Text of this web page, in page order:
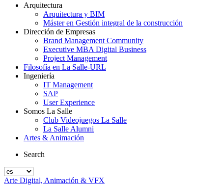
Arquitectura
Arquitectura y BIM
Máster en Gestión integral de la construcción
Dirección de Empresas
Brand Management Community
Executive MBA Digital Business
Project Management
Filosofía en La Salle-URL
Ingeniería
IT Management
SAP
User Experience
Somos La Salle
Club Videojuegos La Salle
La Salle Alumni
Artes & Animación
Search
Arte Digital, Animación & VFX